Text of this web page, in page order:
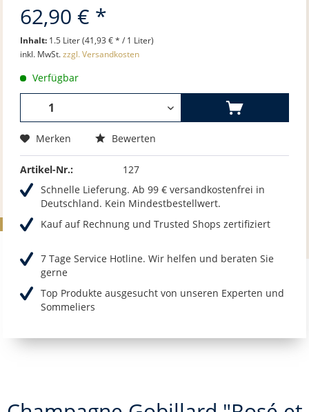
62,90 € *
Inhalt: 1.5 Liter (41,93 € * / 1 Liter)
inkl. MwSt.zzgl. Versandkosten
Verfügbar
Merken Bewerten
Artikel-Nr.:
127
Schnelle Lieferung. Ab 99 € versandkostenfrei in
Deutschland. Kein Mindestbestellwert.
Kauf auf Rechnung und Trusted Shops zertifiziert
7 Tage Service Hotline. Wir helfen und beraten Sie
gerne
Top Produkte ausgesucht von unseren Experten und
Sommeliers